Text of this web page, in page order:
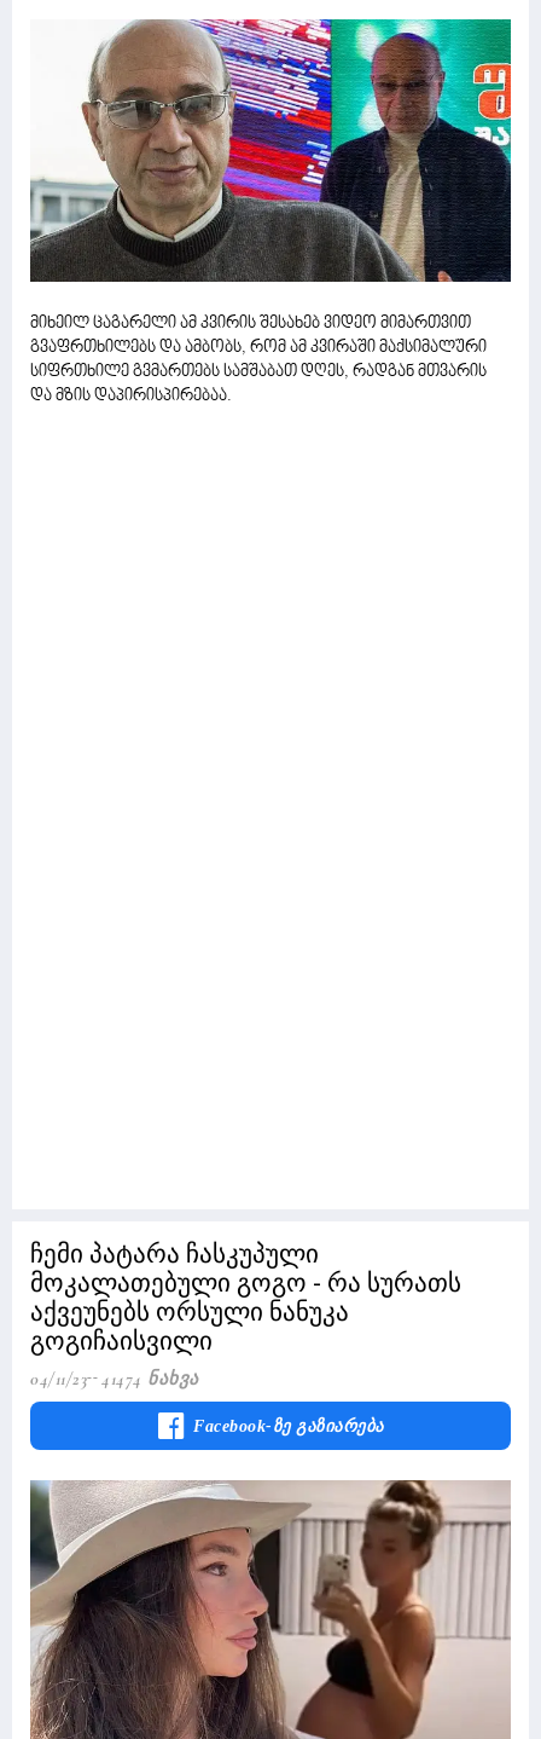
მიხეილ ცაგარელი ამ კვირის შესახებ ვიდეო მიმართვით
გვაფრთხილებს და ამბობს, რომ ამ კვირაში მაქსიმალური
სიფრთხილე გვმართებს სამშაბათ დღეს, რადგან მთვარის
და მზის დაპირისპირებაა.
ჩემი პატარა ჩასკუპული
მოკალათებული გოგო - რა სურათს
აქვეუნებს ორსული ნანუკა
გოგიჩაისვილი
04/11/23 41474 Ნახვა
Facebook-Ზე Გაზიარება